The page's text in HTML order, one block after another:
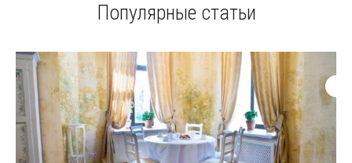
Популярные статьи